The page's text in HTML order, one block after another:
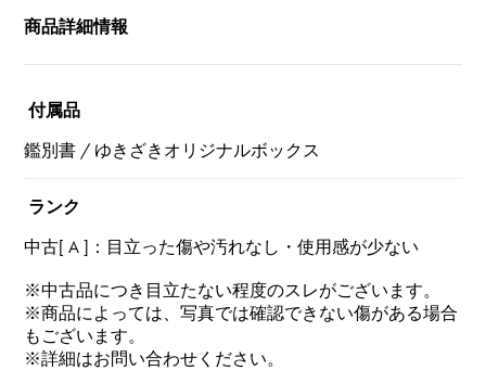
商品詳細情報
付属品
鑑別書 / ゆきざきオリジナルボックス
ランク
中古[ A ]：目立った傷や汚れなし・使用感が少ない
※中古品につき目立たない程度のスレがございます。
※商品によっては、写真では確認できない傷がある場合
もございます。
※詳細はお問い合わせください。